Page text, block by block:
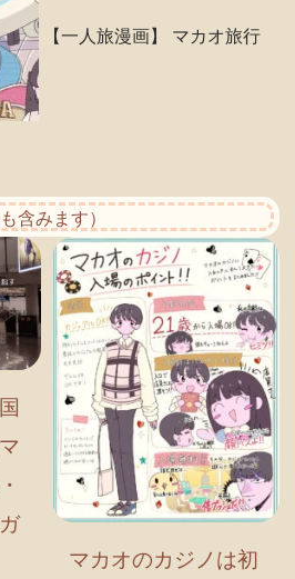
【一人旅漫画】 マカオ旅行
含みます）
マカオのカジノは初